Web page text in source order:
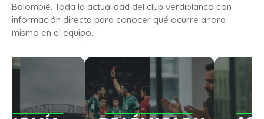
Balompié. Toda la actualidad del club verdiblanco con
información directa para conocer qué ocurre ahora
mismo en el equipo.